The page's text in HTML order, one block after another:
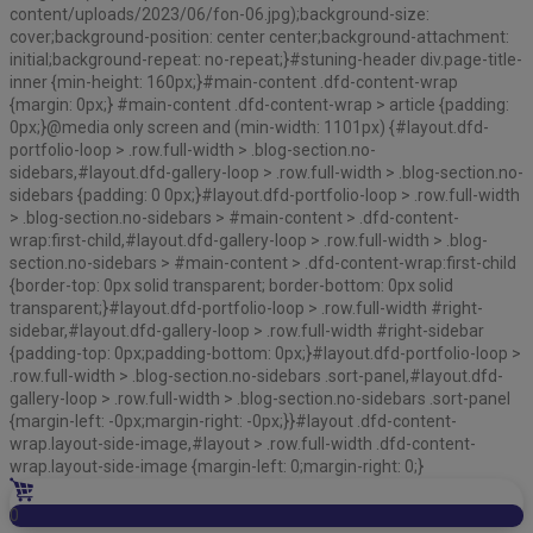
content/uploads/2023/06/fon-06.jpg);background-size:
cover;background-position: center center;background-attachment:
initial;background-repeat: no-repeat;}#stuning-header div.page-title-
inner {min-height: 160px;}#main-content .dfd-content-wrap
{margin: 0px;} #main-content .dfd-content-wrap > article {padding:
0px;}@media only screen and (min-width: 1101px) {#layout.dfd-
portfolio-loop > .row.full-width > .blog-section.no-
sidebars,#layout.dfd-gallery-loop > .row.full-width > .blog-section.no-
sidebars {padding: 0 0px;}#layout.dfd-portfolio-loop > .row.full-width
> .blog-section.no-sidebars > #main-content > .dfd-content-
wrap:first-child,#layout.dfd-gallery-loop > .row.full-width > .blog-
section.no-sidebars > #main-content > .dfd-content-wrap:first-child
{border-top: 0px solid transparent; border-bottom: 0px solid
transparent;}#layout.dfd-portfolio-loop > .row.full-width #right-
sidebar,#layout.dfd-gallery-loop > .row.full-width #right-sidebar
{padding-top: 0px;padding-bottom: 0px;}#layout.dfd-portfolio-loop >
.row.full-width > .blog-section.no-sidebars .sort-panel,#layout.dfd-
gallery-loop > .row.full-width > .blog-section.no-sidebars .sort-panel
{margin-left: -0px;margin-right: -0px;}}#layout .dfd-content-
wrap.layout-side-image,#layout > .row.full-width .dfd-content-
wrap.layout-side-image {margin-left: 0;margin-right: 0;}
0